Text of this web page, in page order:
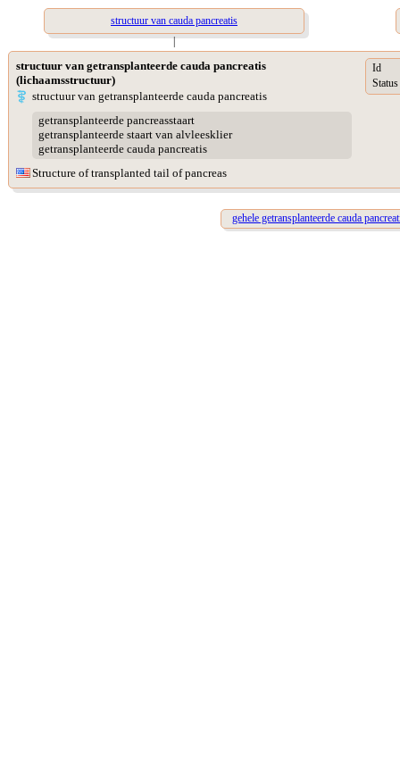
structuur van cauda pancreatis
|
structuur van getransplanteerde cauda pancreatis
(lichaamsstructuur)
structuur van getransplanteerde cauda pancreatis
getransplanteerde pancreasstaart
getransplanteerde staart van alvleesklier
getransplanteerde cauda pancreatis
Structure of transplanted tail of pancreas
Id
Status
gehele getransplanteerde cauda